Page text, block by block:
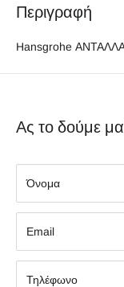
Περιγραφή
Hansgrohe
Ας το δούμε
Όνομα
Εmail
Τηλέφωνο